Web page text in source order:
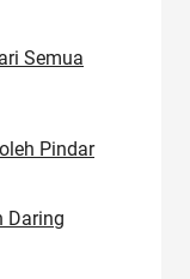
Semua
Pindar
Daring